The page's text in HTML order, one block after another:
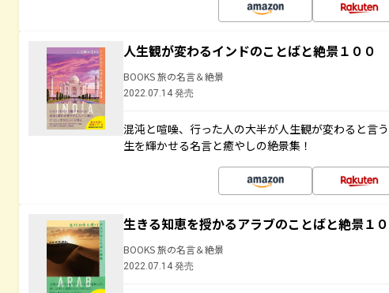
人生観が変わるインドのことばと絶景１００
BOOKS 旅の名言＆絶景
2022.07.14 発売
混沌と喧噪、行った人の大半が人生観が変わると言
生を輝かせる名言と癒やしの絶景集！
生きる知恵を授かるアラブのことばと絶景１
BOOKS 旅の名言＆絶景
2022.07.14 発売